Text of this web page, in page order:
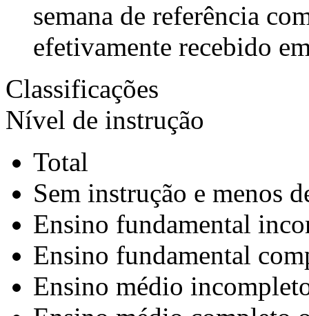
semana de referência
efetivamente recebido
Classificações
Nível de instrução
Total
Sem instrução e menos
Ensino fundamental
Ensino fundamental
Ensino médio